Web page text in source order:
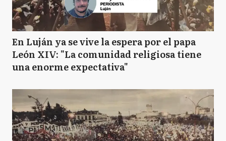
En Luján ya se vive la espera por el papa
León XIV: "La comunidad religiosa tiene
una enorme expectativa"